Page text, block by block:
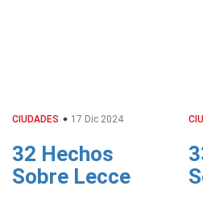
CIUDADES 17 Dic 2024
32 Hechos
Sobre Lecce